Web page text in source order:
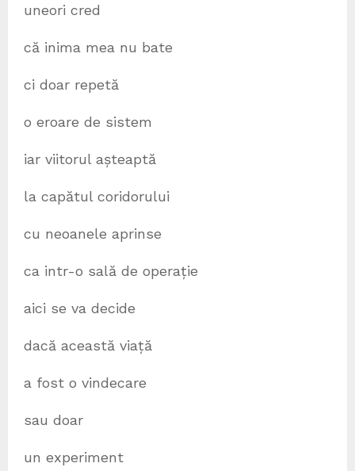
uneori cred
că inima mea nu bate
ci doar repetă
o eroare de sistem
iar viitorul așteaptă
la capătul coridorului
cu neoanele aprinse
ca intr-o sală de operație
aici se va decide
dacă această viață
a fost o vindecare
sau doar
un experiment